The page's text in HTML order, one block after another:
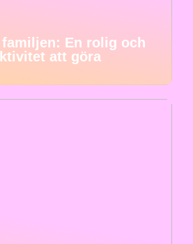
En rolig och
att göra